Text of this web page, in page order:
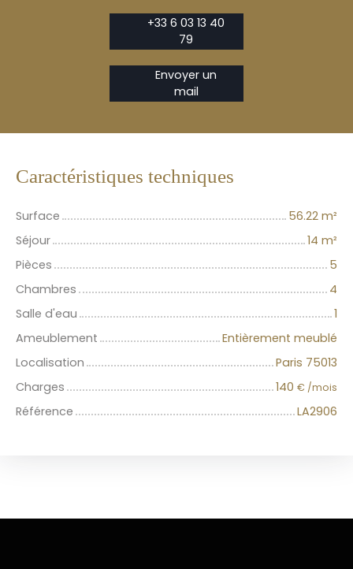
+33 6 03 13 40
79
Envoyer un
mail
Caractéristiques techniques
Surface 56.22 m²
Séjour
14 m²
Pièces
5
Chambres
4
Salle d'eau
1
Ameublement
Entièrement meublé
Localisation
Paris 75013
Charges
140 € /mois
Référence LA2906